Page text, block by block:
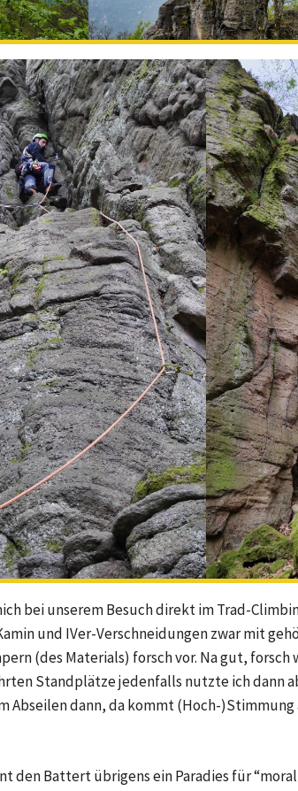
bei unserem Besuch direkt im Trad-
und IVer-Verschneidungen zwar mit
(des Materials) forsch vor. Na gut,
Standplätze jedenfalls nutzte ich dann
Abseilen dann, da kommt (Hoch-
den Battert übrigens ein Paradies für